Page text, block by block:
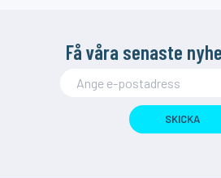
Få våra senaste
SKICKA